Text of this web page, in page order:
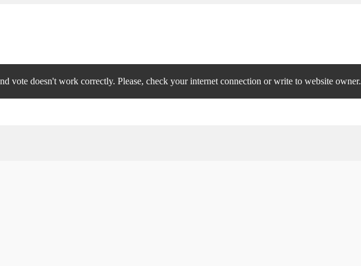
vote doesn't work correctly. Please, check your internet connection or write to website owner.